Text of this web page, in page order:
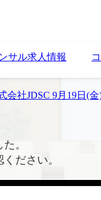
サル求人情報
会社JDSC 9月19日(
。
ださい。